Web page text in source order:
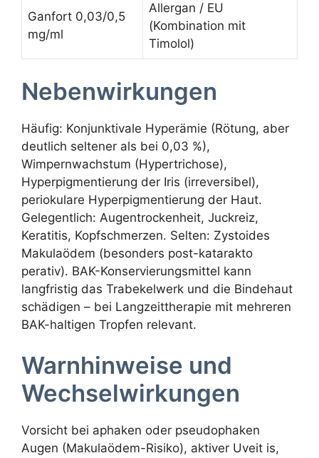
Ganfort 0,03/0,5
mg/ml
Allergan / EU
(Kombination mit
Timolol)
Nebenwirkungen
Häufig: Konjunktivale Hyperämie (Rötung, aber
deutlich seltener als bei 0,03 %),
Wimpernwachstum (Hypertrichose),
Hyperpigmentierung der Iris (irreversibel),
periokulare Hyperpigmentierung der Haut.
Gelegentlich: Augentrockenheit, Juckreiz,
Keratitis, Kopfschmerzen. Selten: Zystoides
Makulaödem (besonders post-katarakto
perativ). BAK-Konservierungsmittel kann
langfristig das Trabekelwerk und die Bindehaut
schädigen – bei Langzeittherapie mit mehreren
BAK-haltigen Tropfen relevant.
Warnhinweise und
Wechselwirkungen
Vorsicht bei aphaken oder pseudophaken
Augen (Makulaödem-Risiko), aktiver Uveit is,